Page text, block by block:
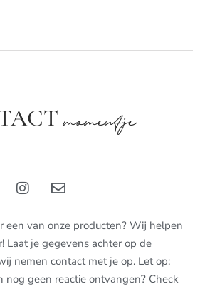
momentje
een van onze producten? Wij helpen
Laat je gegevens achter op de
nemen contact met je op. Let op:
geen reactie ontvangen? Check